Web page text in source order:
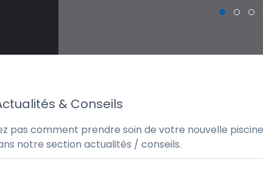
& Conseils
pas comment prendre soin de votre nouvelle
notre section actualités / conseils.